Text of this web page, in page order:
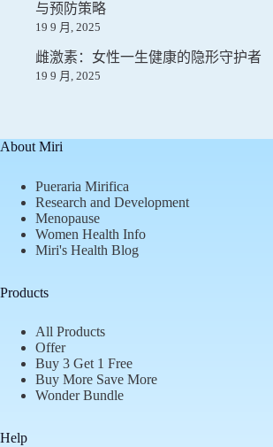
与预防策略
19 9 月, 2025
雌激素：女性一生健康的隐形守护者
19 9 月, 2025
About Miri
Pueraria Mirifica
Research and Development
Menopause
Women Health Info
Miri's Health Blog
Products
All Products
Offer
Buy 3 Get 1 Free
Buy More Save More
Wonder Bundle
Help